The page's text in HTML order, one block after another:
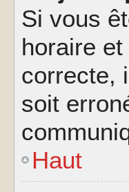
Si vous
horaire et
correcte,
soit
Haut